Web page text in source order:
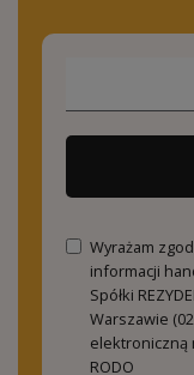
Wyrażam
informacji
Spółki
Warszawie
elektroniczną
RODO